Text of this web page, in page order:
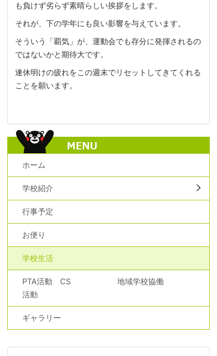
も負けず劣らず素晴らしい挨拶をします。
それが、下の学年にも良い影響を与えています。
そういう「覇気」が、運動会でも存分に発揮されるの
ではないかと期待大です。
連休明けの疲れをこの週末でリセットしてきてくれる
ことを願います。
ホーム
学校紹介
行事予定
お便り
学校生活
PTA活動 CS 地域学校協働
活動
ギャラリー